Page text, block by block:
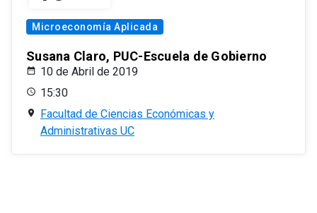
Microeconomía Aplicada
Susana Claro, PUC-Escuela de Gobierno
10 de Abril de 2019
15:30
Facultad de Ciencias Económicas y
Administrativas UC